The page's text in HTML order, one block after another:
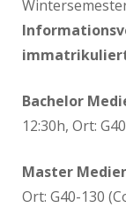
Bachelor
12:30h, Ort:
Master
Ort: G40-130